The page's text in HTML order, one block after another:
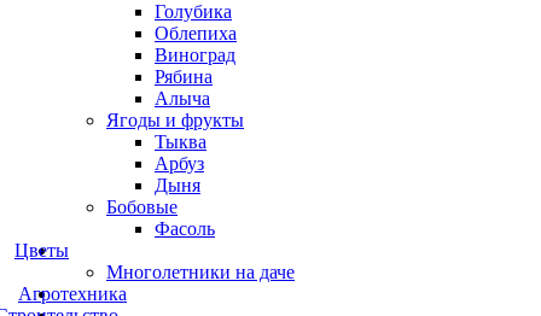
Голубика
Облепиха
Виноград
Рябина
Алыча
Ягоды и фрукты
Тыква
Арбуз
Дыня
Бобовые
Фасоль
Цветы
Многолетники на даче
Агротехника